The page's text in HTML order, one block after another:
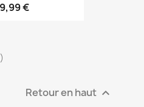
€
Retour en haut 